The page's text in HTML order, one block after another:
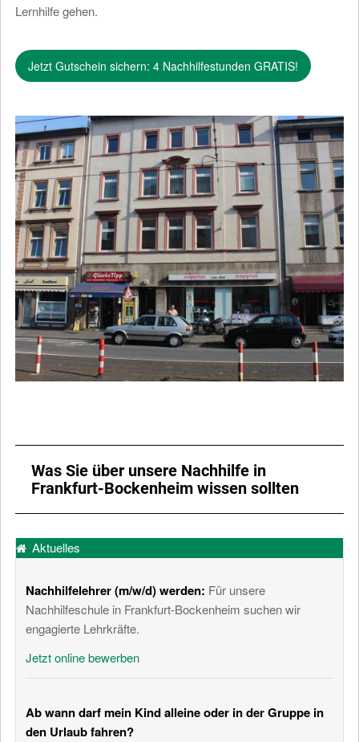
Lernhilfe gehen.
Jetzt Gutschein sichern: 4 Nachhilfestunden GRATIS!
Was Sie über unsere Nachhilfe in
Frankfurt-Bockenheim wissen sollten
Aktuelles
Nachhilfelehrer (m/w/d) werden: Für unsere
Nachhilfeschule in Frankfurt-Bockenheim suchen wir
engagierte Lehrkräfte.
Jetzt online bewerben
Ab wann darf mein Kind alleine oder in der Gruppe in
den Urlaub fahren?